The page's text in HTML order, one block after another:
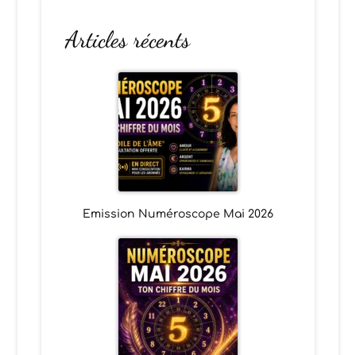
Articles récents
Emission Numéroscope Mai 2026